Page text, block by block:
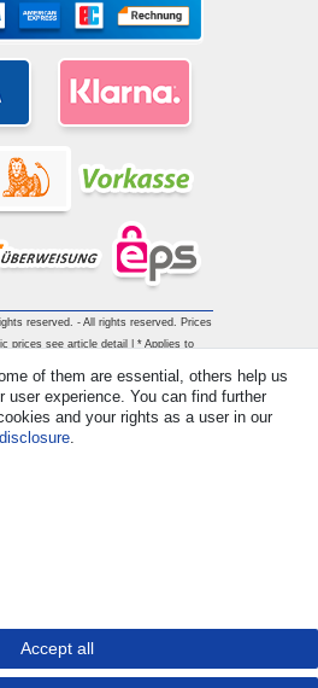
reserved. - All rights reserved. Prices
prices see article detail | * Applies to
of them are essential, others help us
user experience. You can find further
and your rights as a user in our
.
Accept all
contract here Contact